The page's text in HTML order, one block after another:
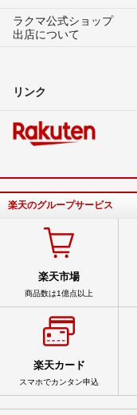
ラクマ公式ショップ
出店について
リンク
楽天のグループサービス
楽天市場
商品数は1億点以上
楽天カード
スマホでカンタン申込